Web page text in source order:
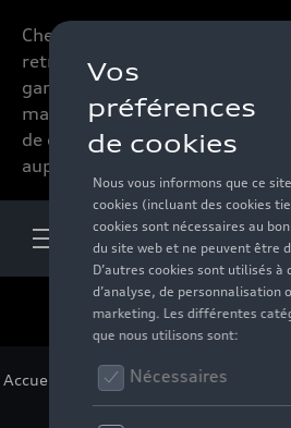
Chers accessoires-lovers,
retrouvez dorénavant toute la
gamme d’accessoires de votre
marque préférée sous forme
de catalogue à commander
auprès de votre distributeur.
Accueil Pour vous >F1 Collection